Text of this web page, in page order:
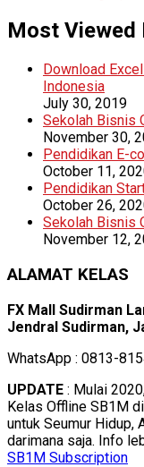
Most Viewed
Download
Indonesia
July 30, 2019
Sekolah Bisnis
November 30,
Pendidikan E-
October 11,
Pendidikan
October 26,
Sekolah Bisnis
November 12,
ALAMAT KELAS
FX Mall Sudirman
Jendral Sudirman,
WhatsApp : 0813-
UPDATE : Mulai
Kelas Offline SB1M
untuk Seumur Hidup,
darimana saja. Info
SB1M Subscription